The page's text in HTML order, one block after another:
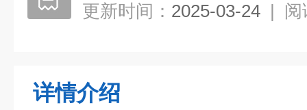
更新时间： 2025-03-24 | 阅
详情介绍